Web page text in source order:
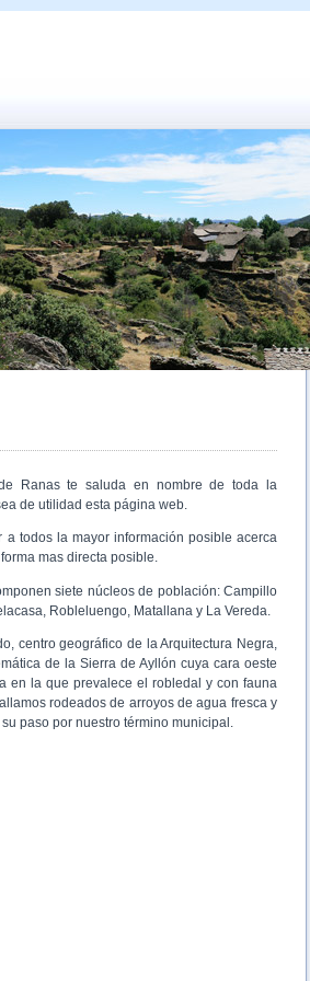
Ranas te saluda en nombre de toda la
de utilidad esta página web.
todos la mayor información posible acerca
mas directa posible.
siete núcleos de población: Campillo
Robleluengo, Matallana y La Vereda.
centro geográfico de la Arquitectura Negra,
de la Sierra de Ayllón cuya cara oeste
en la que prevalece el robledal y con fauna
rodeados de arroyos de agua fresca y
paso por nuestro término municipal.